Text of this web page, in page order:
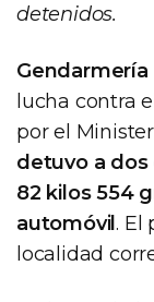
detenidos.
Gendarmería
lucha contra
por el
detuvo a
82 kilos 554
automóvil. El
localidad